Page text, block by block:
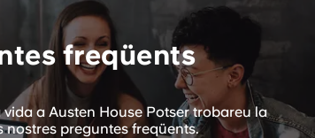
freqüents
vida a Austen House Potser trobareu la
nostres preguntes freqüents.